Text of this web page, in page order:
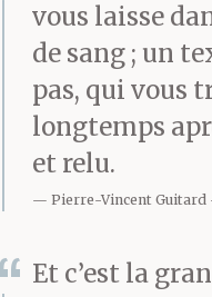
on te
tes douze
plus ce
la
vous laisse
de sang ; un
pas, qui vous
longtemps
et relu.
Pierre-Vincent Guitard
Et c’est la